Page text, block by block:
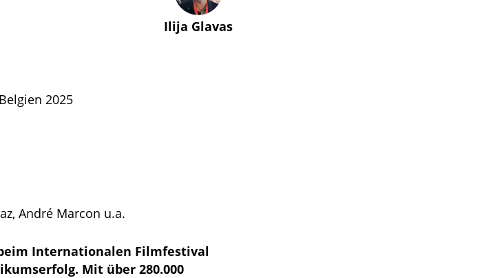
Ilija Glavas
2025
André Marcon u.a.
Internationalen Filmfestival
Mit über 280.000